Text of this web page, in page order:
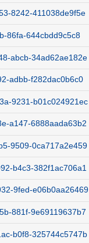
8242-411038de9f5e
86fa-644cbdd9c5c8
abcb-34ad62ae182e
adbb-f282dac0b6c0
9231-b01c024921ec
a147-6888aada63b2
9509-0ca717a2e459
b4c3-382f1ac706a1
9fed-e06b0aa26469
881f-9e69119637b7
b0f8-325744c5747b